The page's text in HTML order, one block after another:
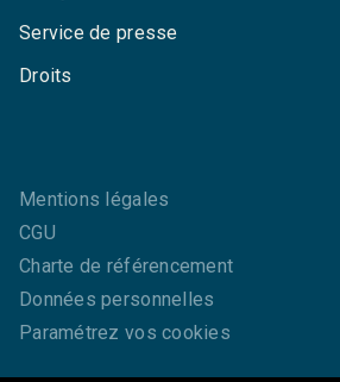
Service de presse
Droits
Mentions légales
CGU
Charte de référencement
Données personnelles
Paramétrez vos cookies